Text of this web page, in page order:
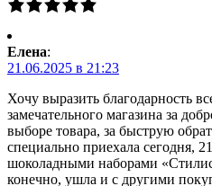
Елена:
21.06.2025 в 21:23
Хочу выразить благодарность
замечательного магазина за
выборе товара, за быструю
специально приехала сегодня,
шоколадными наборами
конечно, ушла и с другими